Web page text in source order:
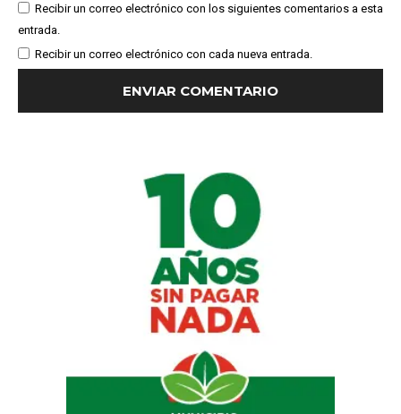
Recibir un correo electrónico con los siguientes comentarios a esta
entrada.
Recibir un correo electrónico con cada nueva entrada.